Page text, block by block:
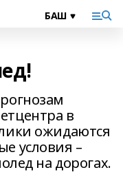
в
ожидаются
условия –
на дорогах.